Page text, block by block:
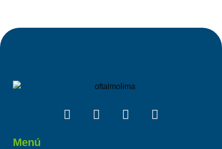
Menú